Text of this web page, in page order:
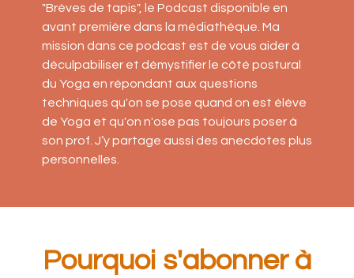
"Brèves de tapis", le Podcast disponible en
avant première dans la médiathèque. Ma
mission dans ce podcast est de vous aider à
déculpabiliser et démystifier le côté postural
du Yoga en répondant aux questions
techniques qu'on se pose quand on est élève
de Yoga et qu'on n'ose pas toujours poser à
son prof. J’y partage aussi des anecdotes plus
personnelles.
Pourquoi s'abonner à